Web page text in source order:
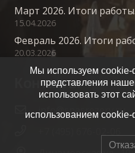
Март 2026. Итоги работы.
15.04.2026
Февраль 2026. Итоги
20.03.2026
Контакты
info@spasrezerv.ru
+7 (495) 676-02-06
Мы используем
представления
использовать этот
использованием